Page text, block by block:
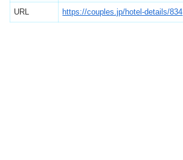
URL https://couples.jp/hotel-details/834